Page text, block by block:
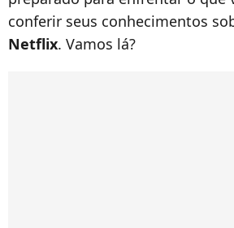
conferir seus conhecimentos
Netflix. Vamos lá?